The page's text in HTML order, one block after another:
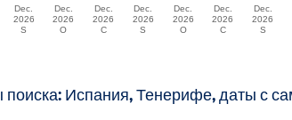
поиска: Испания, Тенерифе, даты с